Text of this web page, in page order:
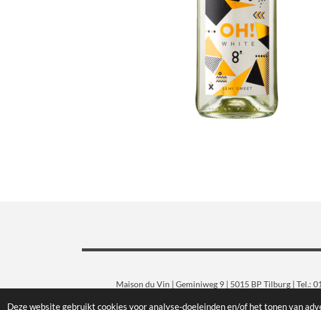
Deze website gebruikt cookies voor analyse-doeleinden en/of het tonen van
Maison du Vin | Geminiweg 9 | 5015 BP Tilburg | Tel.: